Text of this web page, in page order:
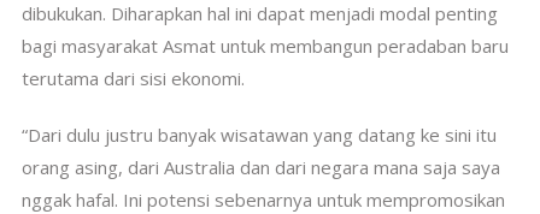
dibukukan. Diharapkan hal ini dapat menjadi modal penting
bagi masyarakat Asmat untuk membangun peradaban baru
terutama dari sisi ekonomi.
“Dari dulu justru banyak wisatawan yang datang ke sini itu
orang asing, dari Australia dan dari negara mana saja saya
nggak hafal. Ini potensi sebenarnya untuk mempromosikan